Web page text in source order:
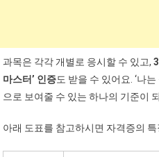
과목은 각각 개별로 응시할 수 있고,
마스터’ 인증도 받을 수 있어요. ‘나
으로 보여줄 수 있는 하나의 기준이
아래 도표를 참고하시면 자격증의